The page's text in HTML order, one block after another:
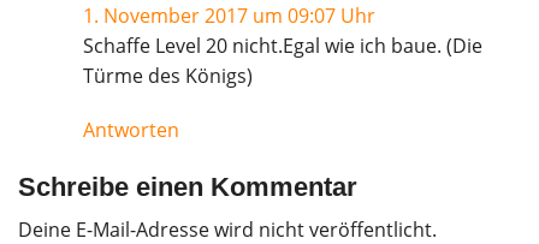
1. November 2017 um 09:07 Uhr
Schaffe Level 20 nicht.Egal wie ich baue. (Die
Türme des Königs)
Antworten
Schreibe einen Kommentar
Deine E-Mail-Adresse wird nicht veröffentlicht.